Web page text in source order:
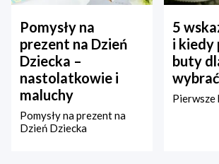
Pomysły na
prezent na Dzień
Dziecka –
nastolatkowie i
maluchy
Pomysły na prezent na
Dzień Dziecka
5
i kiedy
buty
wybrać
Pierwsze